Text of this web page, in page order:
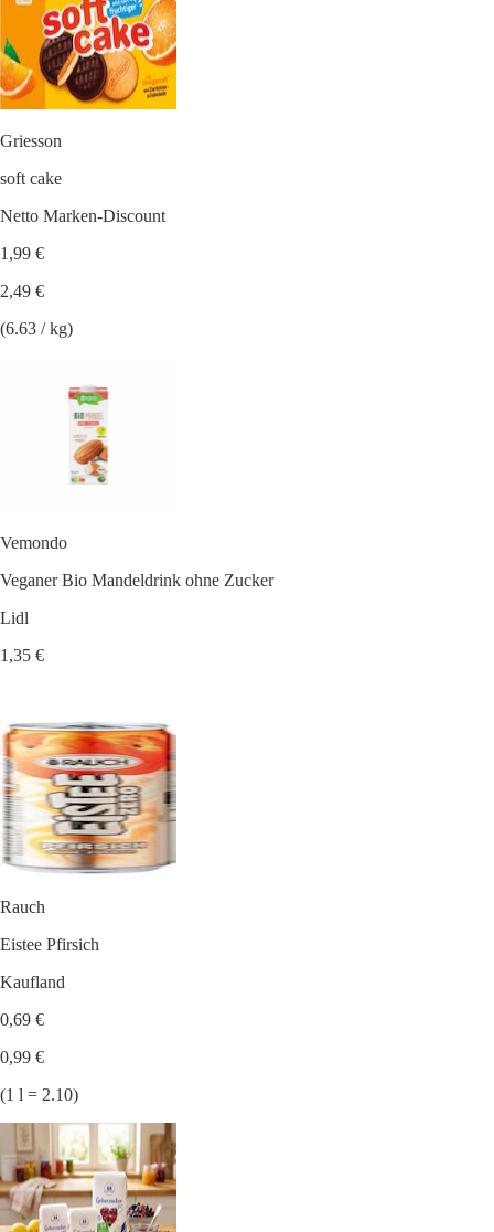
Griesson
soft cake
Netto Marken-Discount
1,99 €
2,49 €
(6.63 / kg)
Vemondo
Veganer Bio Mandeldrink ohne Zucker
Lidl
1,35 €
Rauch
Eistee Pfirsich
Kaufland
0,69 €
0,99 €
(1 l = 2.10)